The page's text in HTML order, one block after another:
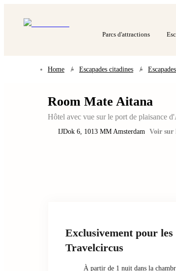
Parcs d'attractions
Home / Escapades citadines /
Room Mate Aitana
Hôtel avec vue sur le port de plaisance
IJDok 6, 1013 MM Amsterdam Voir sur
Exclusivement pour les
Travelcircus
À partir de 1 nuit dans la